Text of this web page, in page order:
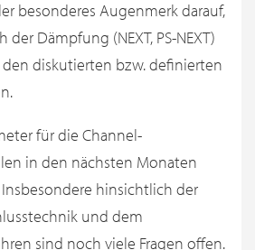
besonderes Augenmerk darauf,
Dämpfung (NEXT, PS-NEXT)
den diskutierten bzw. definierten
für die Channel-
in den nächsten Monaten
hinsichtlich der
und dem
sind noch viele Fragen offen.